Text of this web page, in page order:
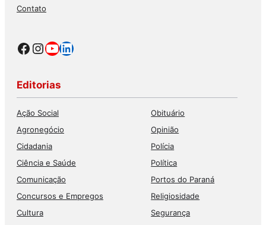
Contato
Facebook
Instagram
Youtube
LinkedIn
Editorias
Ação Social
Agronegócio
Cidadania
Ciência e Saúde
Comunicação
Concursos e Empregos
Cultura
Obituário
Opinião
Polícia
Política
Portos do Paraná
Religiosidade
Segurança